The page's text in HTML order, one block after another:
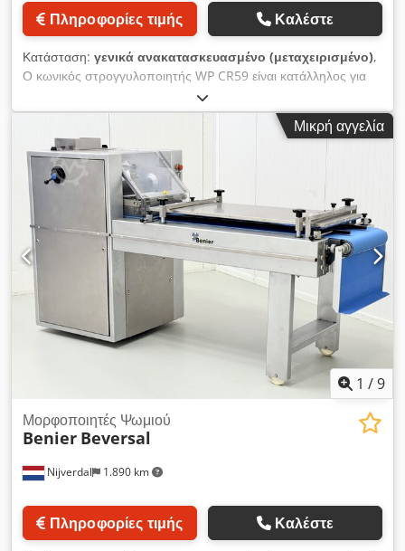
Έξοδος ζύμης: σε ύψος 100 εκ. Ισχύς μοτέρ: 0,75 kW
Σύνδεση: 400V, 3Ph, 50Hz Ασφάλεια: Βύσμα 16A-CEE Καθαρό
Πληροφορίες τιμής Καλέστε
Κατάσταση: γενικά ανακατασκευασμένο (μεταχειρισμένο),
Ο κωνικός στρογγυλοποιητής WP CR59 είναι κατάλληλος για
την επεξεργασία όλων των ειδών ζύμης, όπως ζύμες σίτου,
μεικτές ζύμες σίτου, μεικτές ζύμες σίκαλης και ζύμες με
κόκκους. Τα κομμάτια ζύμης εισάγονται στο κυλινδρικό μέρος
του μηχανήματος με ρυθμιζόμενη λεκάνη, και μέσω της
περιστροφής του κώνου προωθούνται προς τα πάνω και
στρογγυλοποιούνται με ειδικά διαμορφωμένες λεκάνες. Η
επικάλυψη τεφλόν στη λεκάνη και τον κώνο αποτρέπει το
κόλλημα της ζύμης και ελαχιστοποιεί τη δημιουργία ψίχουλων.
Εύρος βάρους: 400–1800 γρ. Απόδοση: έως 5000 τεμ./ώρα
Θερμός και ψυχρός αερόφυση Κώνος (κωνικός και κυλινδρικός
από χυτοσίδηρο), επικαλυμμένος με τεφλόν Λεκάνες από
χυτοαλουμίνιο, με τεφλόν εσωτερικά και εξωτερικά Κώνος με
κεφαλική στήριξη Πλαίσιο από ανοξείδωτο ατσάλι,
επινικελωμένο Επένδυση από ανοξείδωτο ατσάλι, ματ
Υποπλαίσιο από ατσάλι, επινικελωμένο, με 4 ρόδες με πείρους
ασφάλισης Με πίνακα χειρισμού Dcedpozh H Izjfx Ah Esk
Μικρή αγγελία
1 /9
Nijverdal 1.890 km
Μορφοποιητές Ψωμιού
Benier Beversal
Πληροφορίες τιμής Καλέστε